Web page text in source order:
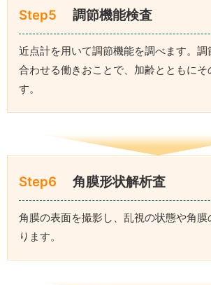
Step5 調節機能検査
近点計を用いて調節機能を調べます。
合わせる働きおことで、加齢とともにそ
す。
Step6 角膜形状解析査
角膜の表面を撮影し、乱視の状態や角
ります。